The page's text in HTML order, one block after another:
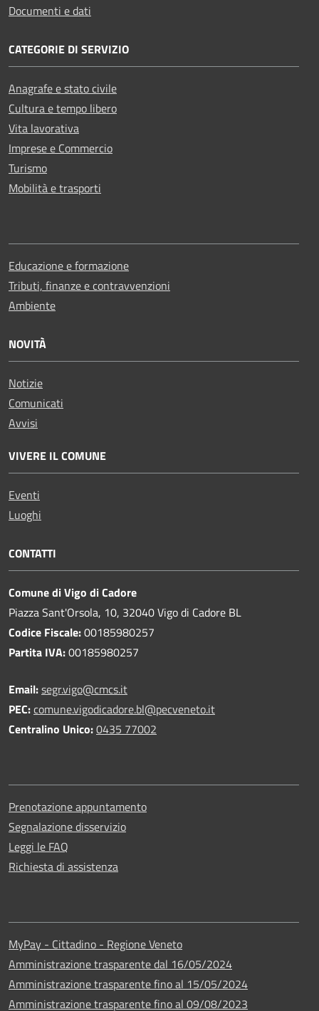
Documenti e dati
CATEGORIE DI SERVIZIO
Anagrafe e stato civile
Cultura e tempo libero
Vita lavorativa
Imprese e Commercio
Turismo
Mobilità e trasporti
Educazione e formazione
Tributi, finanze e contravvenzioni
Ambiente
NOVITÀ
Notizie
Comunicati
Avvisi
VIVERE IL COMUNE
Eventi
Luoghi
CONTATTI
Comune di Vigo di Cadore
Piazza Sant'Orsola, 10, 32040 Vigo di Cadore BL
Codice Fiscale:00185980257
Partita IVA:00185980257
Email:segr.vigo@cmcs.it
PEC:comune.vigodicadore.bl@pecveneto.it
Centralino Unico:0435 77002
Prenotazione appuntamento
Segnalazione disservizio
Leggi le FAQ
Richiesta di assistenza
MyPay - Cittadino - Regione Veneto
Amministrazione trasparente dal 16/05/2024
Amministrazione trasparente fino al 15/05/2024
Amministrazione trasparente fino al 09/08/2023